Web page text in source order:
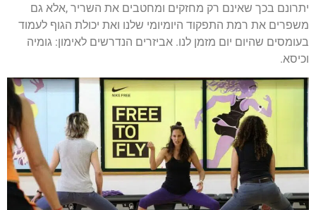
יתרונם בכך שאינם רק מחזקים ומחטבים את השריר ,אלא גם
משפרים את רמת התפקוד היומיומי שלנו ואת יכולת הגוף לעמוד
בעומסים שהיום יום מזמן לנו. אביזרים הנדרשים לאימון: גומיה
וכיסא.